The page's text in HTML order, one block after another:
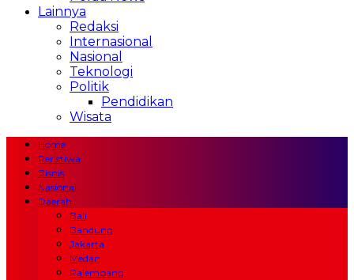
Lainnya
Redaksi
Internasional
Nasional
Teknologi
Politik
Pendidikan
Wisata
Home
Peristiwa
Bisnis
Nasional
Daerah
Bali
Bandung
Jakarta
Medan
Palembang